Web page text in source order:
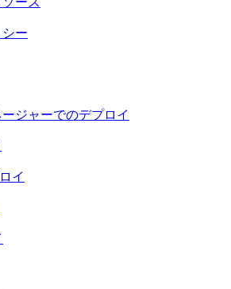
ー
ジャーでのデプロイ
イ